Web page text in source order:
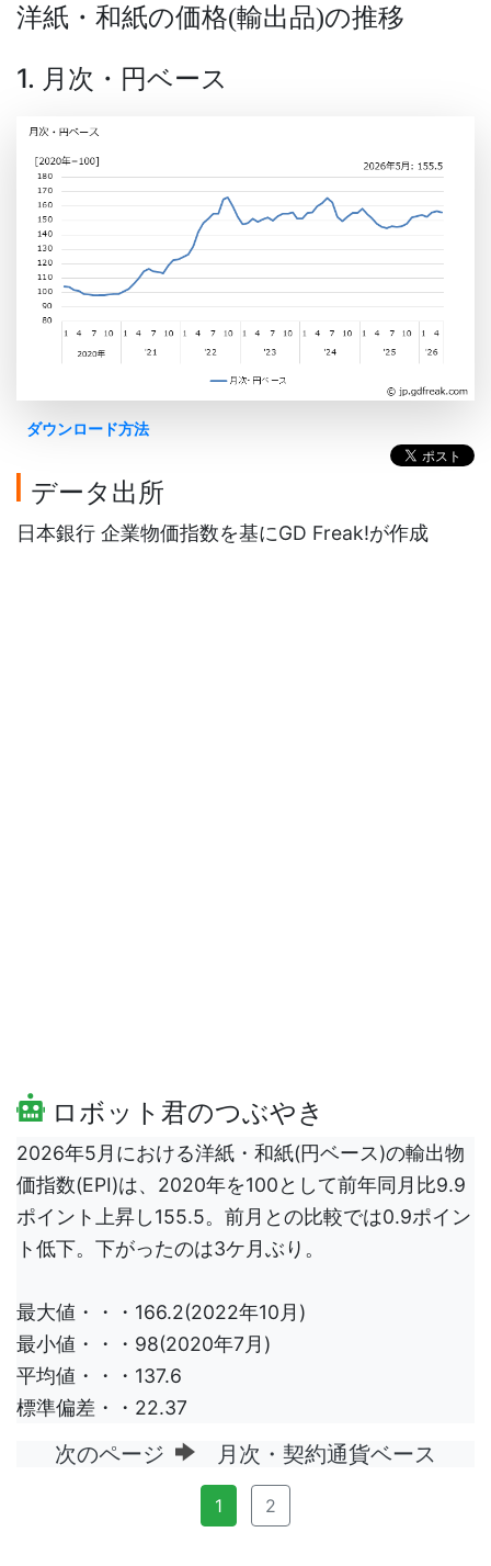
洋紙・和紙の価格(輸出品)の推移
1. 月次・円ベース
ダウンロード方法
データ出所
日本銀行 企業物価指数を基にGD Freak!が作成
ロボット君のつぶやき
2026年5月における洋紙・和紙(円ベース)の輸出物
価指数(EPI)は、2020年を100として前年同月比9.9
ポイント上昇し155.5。前月との比較では0.9ポイン
ト低下。下がったのは3ケ月ぶり。
最大値・・・166.2(2022年10月)
最小値・・・98(2020年7月)
平均値・・・137.6
標準偏差・・22.37
次のページ 月次・契約通貨ベース
1 2